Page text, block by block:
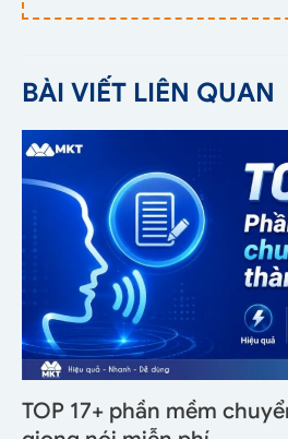
BÀI VIẾT LIÊN QUAN
TOP 17+ phần mềm